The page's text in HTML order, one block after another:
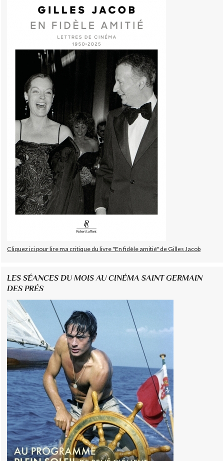
Cliquez ici pour lire ma critique du livre "En fidèle amitié" de Gilles Jacob
LES SÉANCES DU MOIS AU CINÉMA SAINT GERMAIN
DES PRÉS